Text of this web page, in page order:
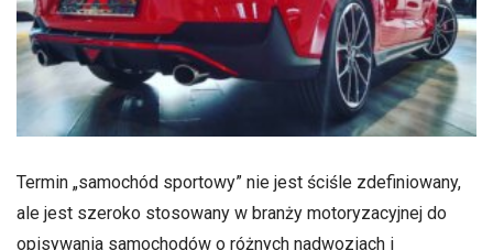
Termin „samochód sportowy” nie jest ściśle zdefiniowany,
ale jest szeroko stosowany w branży motoryzacyjnej do
opisywania samochodów o różnych nadwoziach i